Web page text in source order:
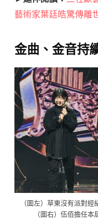
藝術家葉廷皓驚傳離
金曲、金音持
（圖左）草東沒有派對
（圖右）伍佰擔任